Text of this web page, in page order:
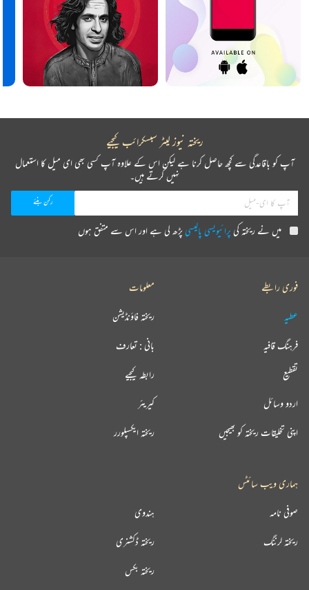
ریختہ نیوز لیٹر سبسکرائب کیجیے
آپ کو باقاعدگی سے کچھ حاصل کرنا ہے لیکن اس کے علاوہ آپ کسی بھی ای میل کا استعمال
نہیں کرتے ہیں۔
میں نے ریختہ کی پرائیویسی پالیسی پڑھ لی ہے اور اس سے متفق ہوں
فوری رابطے
عطیہ
فرہنگ قافیہ
تقطیع
اردو وسائل
اپنی تخلیقات ریختہ کو بھیجیں
معلومات
ریختہ فاؤنڈیشن
بانی : تعارف
رابطہ کیجیے
کیریئر
ریختہ ایکسپلورر
ہماری ویب سائٹس
ہندوی صوفی نامہ
ریختہ ڈکشنری ریختہ لرننگ
ریختہ بکس